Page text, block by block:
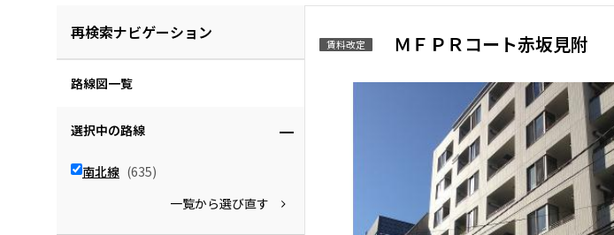
新着情報から探す
ニュースから探す
新着募集情報
よくあるご質問
社宅紹介
事業部取り扱い物件入居申
再検索ナビゲーション
路線図一覧
選択中の路線
南北線 (635)
一覧から選び直す
賃料改定 ＭＦＰＲコート赤坂見附